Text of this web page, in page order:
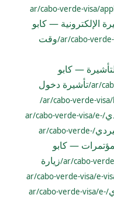
/ar/cabo-verde-visa/
الإلكترونية — كابو
وقت
— كابو
تأشيرة دخول
/ar/cabo-verde-visa/e-
/ar/cabo-verde-
— كابو
زيارة
/ar/cabo-verde-visa/e-
/ar/cabo-verde-visa/e-